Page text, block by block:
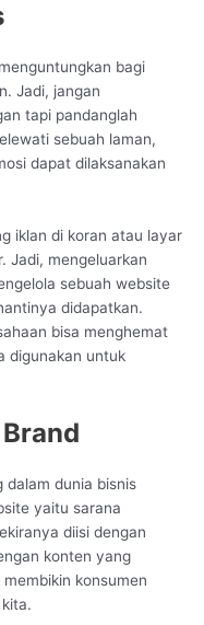
bagi
Jadi, jangan
tapi pandanglah
sebuah laman,
dapat dilaksanakan
iklan di koran atau layar
Jadi, mengeluarkan
sebuah website
didapatkan.
bisa menghemat
digunakan untuk
dalam dunia bisnis
yaitu sarana
diisi dengan
konten yang
konsumen